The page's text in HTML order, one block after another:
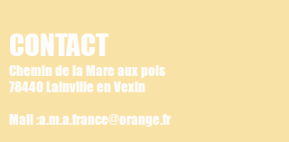
CONTACT
Chemin de la Mare aux pois
78440 Lainville en Vexin
Mail :a.m.a.france@orange.fr